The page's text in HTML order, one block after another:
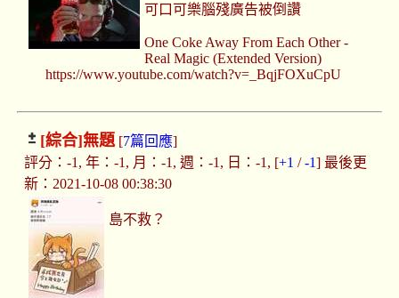
可口可樂腦殘廣告被倒讚
One Coke Away From Each Other -
Real Magic (Extended Version)
https://www.youtube.com/watch?v=_BqjFOXuCpU
[綜合]無題[7篇回應]
評分：-1, 年：-1, 月：-1, 週：-1, 日：-1, [+1 /-1] 最後更
新：2021-10-08 00:38:30
島不救？